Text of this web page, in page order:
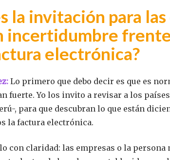
la invitación para
incertidumbre
electrónica?
Lo primero que debo decir es que es
fuerte. Yo los invito a revisar a los
, para que descubran lo que están
la factura electrónica.
con claridad: las empresas o la